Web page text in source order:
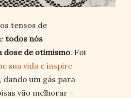
tensos de
todos nós
dose de otimismo. Foi
sua vida e inspire
dando um gás para
vão melhorar -